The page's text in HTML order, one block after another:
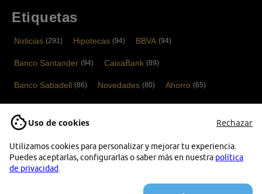
Uso de cookies Rechazar
Utilizamos cookies para personalizar y mejorar tu experiencia.
Puedes aceptarlas, configurarlas o saber más en nuestra política
de privacidad
Etiquetas
Noticias (291) Hipotecas (94) BBVA (94)
Banco Santander (94) CaixaBank (89)
Banco Sabadell (86) Novedades (80) Ahorro (65)
Cuentas bancarias Bankinter Tarjetas
ING Financiación (33)
Noticias Tarjetas (33) Banco Mediolanum (33) Abanca (31)
Hipotecas variables